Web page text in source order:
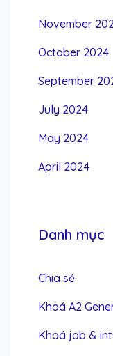
November
October 2024
September
July 2024
May 2024
April 2024
Danh mục
Chia sẻ
Khoá A2
Khoá job &